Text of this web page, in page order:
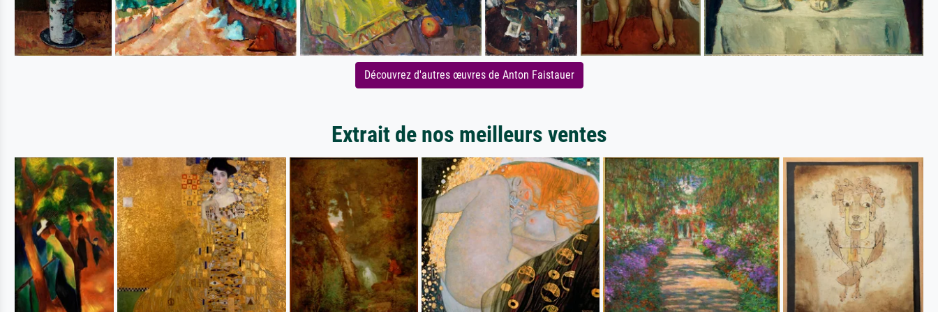
Découvrez d'autres œuvres de Anton Faistauer
Extrait de nos meilleurs ventes